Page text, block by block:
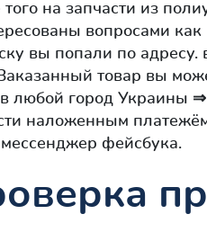
на запчасти из
вопросами
вы попали по адресу.
товар вы
в любой город Украины
наложенным
мессенджер фейсбука.